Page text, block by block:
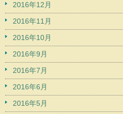
2016年12月
2016年11月
2016年10月
2016年9月
2016年7月
2016年6月
2016年5月